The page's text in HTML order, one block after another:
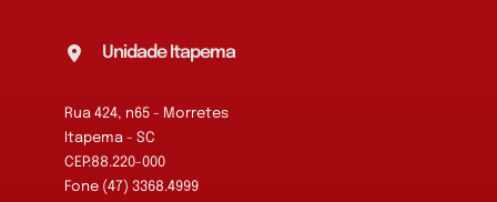
Unidade Itapema
Rua 424, n65 - Morretes
Itapema - SC
CEP:88.220-000
Fone (47) 3368.4999